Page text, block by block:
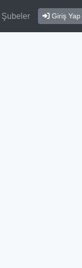
Şubeler Giriş Yap